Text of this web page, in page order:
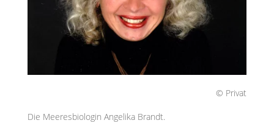
© Privat
Die Meeresbiologin Angelika Brandt.